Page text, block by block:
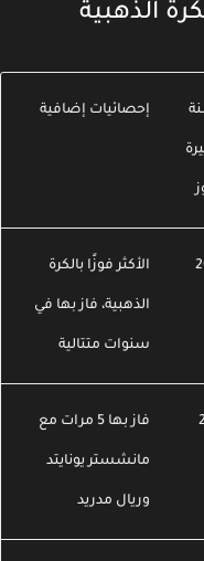
الذهبية
إحصائيات إضافية
الأكثر فوزًا بالكرة
الذهبية، فاز بها في
سنوات متتالية
فاز بها 5 مرات مع
مانشستر يونايتد
وريال مدريد